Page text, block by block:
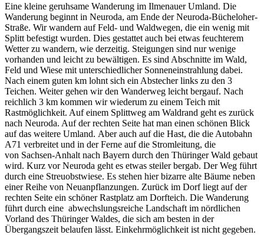
Eine kleine geruhsame Wanderung im Ilmenauer Umland. Die
Wanderung beginnt in Neuroda, am Ende der Neuroda-Bücheloher-
Straße. Wir wandern auf Feld- und Waldwegen, die ein wenig mit
Splitt befestigt wurden. Dies gestattet auch bei etwas feuchterem
Wetter zu wandern, wie derzeitig. Steigungen sind nur wenige
vorhanden und leicht zu bewältigen. Es sind Abschnitte im Wald,
Feld und Wiese mit unterschiedlicher Sonneneinstrahlung dabei.
Nach einem guten km lohnt sich ein Abstecher links zu den 3
Teichen. Weiter gehen wir den Wanderweg leicht bergauf. Nach
reichlich 3 km kommen wir wiederum zu einem Teich mit
Rastmöglichkeit. Auf einem Splittweg am Waldrand geht es zurück
nach Neuroda. Auf der rechten Seite hat man einen schönen Blick
auf das weitere Umland. Aber auch auf die Hast, die die Autobahn
A71 verbreitet und in der Ferne auf die Stromleitung, die
von Sachsen-Anhalt nach Bayern durch den Thüringer Wald gebaut
wird. Kurz vor Neuroda geht es etwas steiler bergab. Der Weg führt
durch eine Streuobstwiese. Es stehen hier bizarre alte Bäume neben
einer Reihe von Neuanpflanzungen. Zurück im Dorf liegt auf der
rechten Seite ein schöner Rastplatz am Dorfteich. Die Wanderung
führt durch eine abwechslungsreiche Landschaft im nördlichen
Vorland des Thüringer Waldes, die sich am besten in der
Übergangszeit belaufen lässt. Einkehrmöglichkeit ist nicht gegeben.